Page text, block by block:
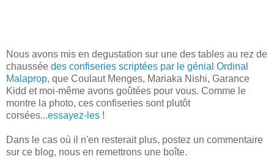
Nous avons mis en degustation sur une des tables au rez de
chaussée des confiseries scriptées par le génial Ordinal
Malaprop, que Coulaut Menges, Mariaka Nishi, Garance
Kidd et moi-même avons goûtées pour vous. Comme le
montre la photo, ces confiseries sont plutôt
corsées...essayez-les !
Dans le cas où il n'en resterait plus, postez un commentaire
sur ce blog, nous en remettrons une boîte.